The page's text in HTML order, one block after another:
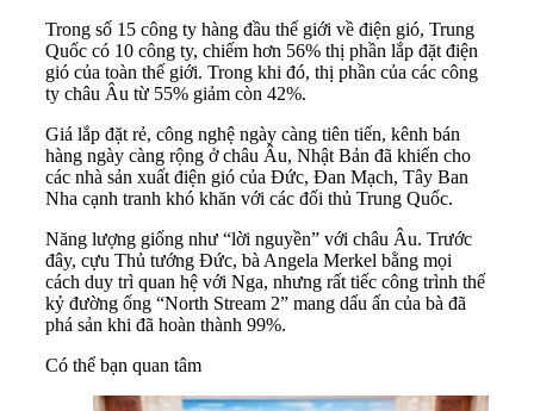
Trong số 15 công ty hàng đầu thế giới về điện gió, Trung
Quốc có 10 công ty, chiếm hơn 56% thị phần lắp đặt điện
gió của toàn thế giới. Trong khi đó, thị phần của các công
ty châu Âu từ 55% giảm còn 42%.
Giá lắp đặt rẻ, công nghệ ngày càng tiên tiến, kênh bán
hàng ngày càng rộng ở châu Âu, Nhật Bản đã khiến cho
các nhà sản xuất điện gió của Đức, Đan Mạch, Tây Ban
Nha cạnh tranh khó khăn với các đối thủ Trung Quốc.
Năng lượng giống như “lời nguyền” với châu Âu. Trước
đây, cựu Thủ tướng Đức, bà Angela Merkel bằng mọi
cách duy trì quan hệ với Nga, nhưng rất tiếc công trình thế
kỷ đường ống “North Stream 2” mang dấu ấn của bà đã
phá sản khi đã hoàn thành 99%.
Có thể bạn quan tâm